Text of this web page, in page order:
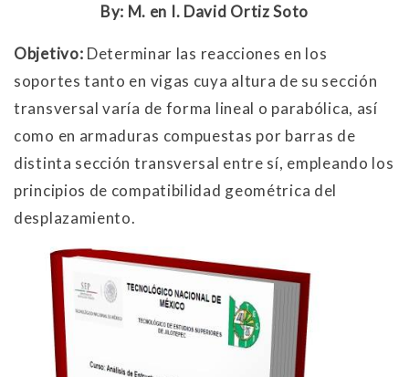
By: M. en I. David Ortiz Soto
Objetivo: Determinar las reacciones en los
soportes tanto en vigas cuya altura de su sección
transversal varía de forma lineal o parabólica, así
como en armaduras compuestas por barras de
distinta sección transversal entre sí, empleando los
principios de compatibilidad geométrica del
desplazamiento.